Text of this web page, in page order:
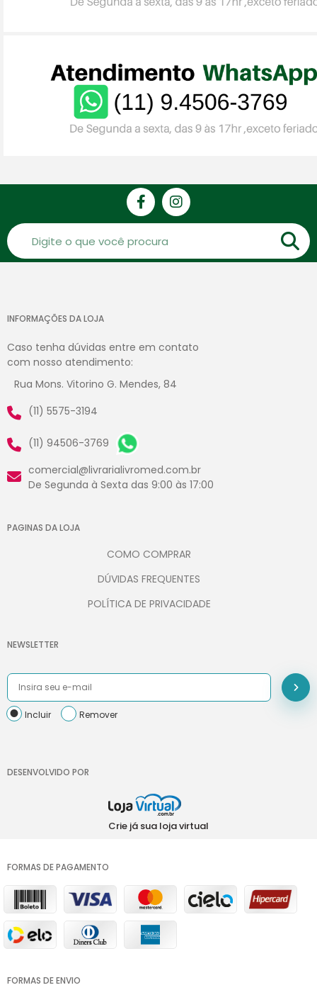
INFORMAÇÕES DA LOJA
Caso tenha dúvidas entre em contato
com nosso atendimento:
Rua Mons. Vitorino G. Mendes, 84
(11) 5575-3194
(11) 94506-3769
comercial@livrarialivromed.com.br
De Segunda à Sexta das 9:00 às 17:00
PAGINAS DA LOJA
COMO COMPRAR
DÚVIDAS FREQUENTES
POLÍTICA DE PRIVACIDADE
NEWSLETTER
Incluir Remover
DESENVOLVIDO POR
Crie já sua loja virtual
FORMAS DE PAGAMENTO
FORMAS DE ENVIO